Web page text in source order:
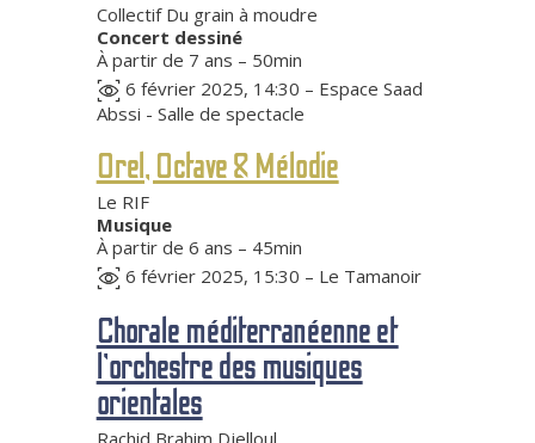
Collectif Du grain à moudre
Concert dessiné
À partir de 7 ans – 50min
6 février 2025, 14:30 – Espace Saad
Abssi - Salle de spectacle
Orel, Octave & Mélodie
Le RIF
Musique
À partir de 6 ans – 45min
6 février 2025, 15:30 – Le Tamanoir
Chorale méditerranéenne et
l’orchestre des musiques
orientales
Rachid Brahim Djelloul